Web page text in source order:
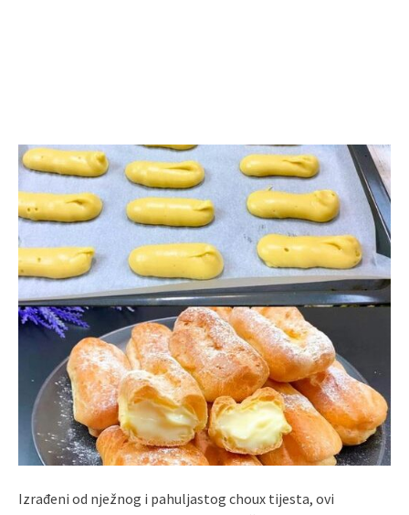
Izrađeni od nježnog i pahuljastog choux tijesta, ovi